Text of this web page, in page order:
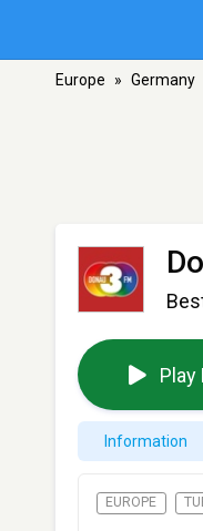
Europe » Germany
Play
Information
EUROPE